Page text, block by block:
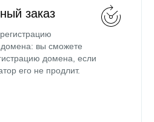
заказ
вы сможете
домена, если
его не продлит.